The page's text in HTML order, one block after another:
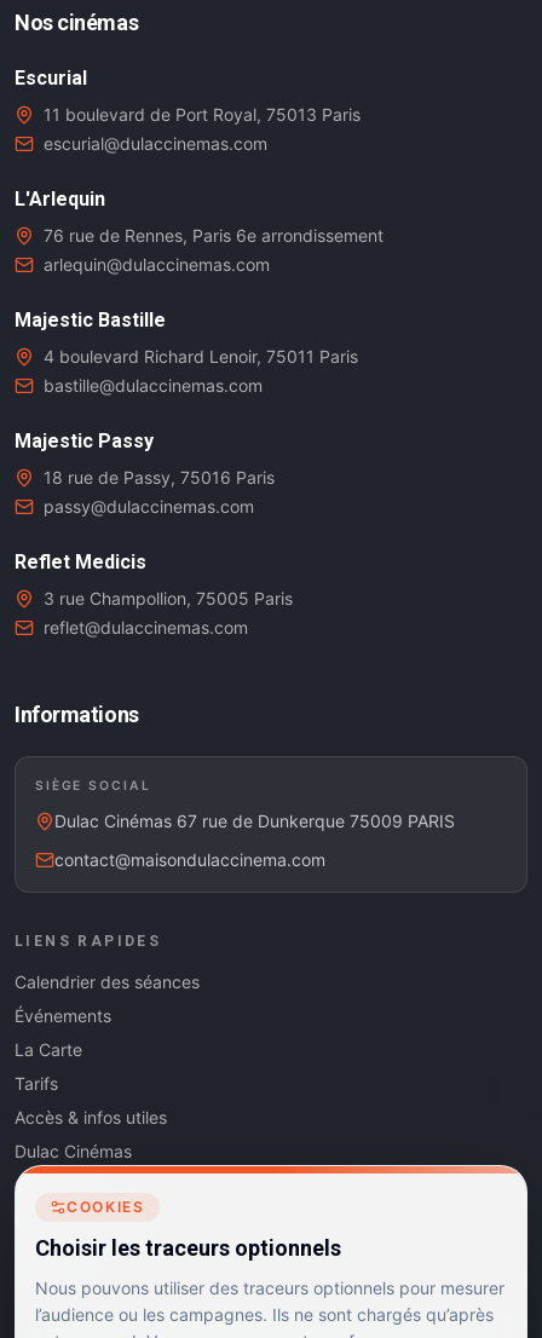
Nos cinémas
Escurial
11 boulevard de Port Royal, 75013 Paris
escurial@dulaccinemas.com
L'Arlequin
76 rue de Rennes, Paris 6e arrondissement
arlequin@dulaccinemas.com
Majestic Bastille
4 boulevard Richard Lenoir, 75011 Paris
bastille@dulaccinemas.com
Majestic Passy
18 rue de Passy, 75016 Paris
passy@dulaccinemas.com
Reflet Medicis
3 rue Champollion, 75005 Paris
reflet@dulaccinemas.com
Informations
SIÈGE SOCIAL
Dulac Cinémas 67 rue de Dunkerque 75009 PARIS
contact@maisondulaccinema.com
LIENS RAPIDES
Calendrier des séances
Événements
La Carte
Tarifs
Accès & infos utiles
Dulac Cinémas
Cinéma5
Les Dits de l'Art
Contact
COOKIES
Choisir les traceurs optionnels
Nous pouvons utiliser des traceurs optionnels pour mesurer
l’audience ou les campagnes. Ils ne sont chargés qu’après